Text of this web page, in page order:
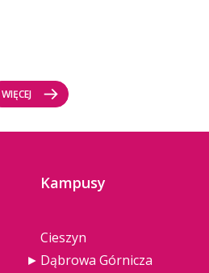
WIĘCEJ
Kampusy
Cieszyn
Dąbrowa Górnicza